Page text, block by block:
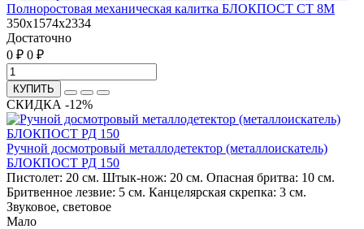
Полноростовая механическая калитка БЛОКПОСТ СТ 8М
350х1574х2334
Достаточно
0 ₽ 0 ₽
КУПИТЬ
СКИДКА -12%
Ручной досмотровый металлодетектор (металлоискатель)
БЛОКПОСТ РД 150
Пистолет: 20 см. Штык-нож: 20 см. Опасная бритва: 10 см.
Бритвенное лезвие: 5 см. Канцелярская скрепка: 3 см.
Звуковое, световое
Мало